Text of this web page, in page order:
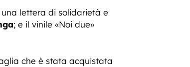
lettera di solidarietà e
; e il vinile «Noi due»
che è stata acquistata